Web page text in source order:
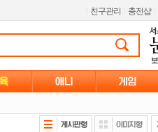
친구관리 충전샵